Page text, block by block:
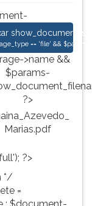
== 'file' &&
>name &&
$params-
?>
Marias.pdf
?>
*/
=